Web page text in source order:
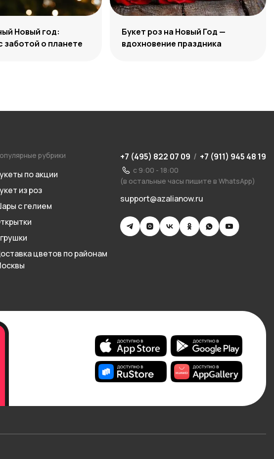
Новый год:
заботой о планете
Букет роз на Новый Год —
вдохновение праздника
рубрики
по акции
из роз
с гелием
цветов по районам
+7 (495) 822 07 09 / +7 (911) 945 48 19
с 9:00 - 18:00
(в остальные часы пишите в WhatsApp)
support@azalianow.ru